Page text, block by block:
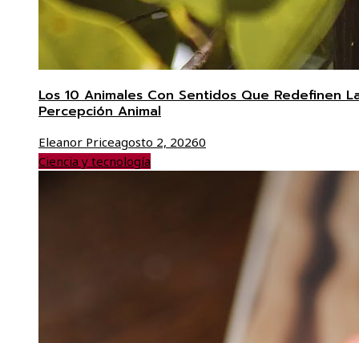
Los 10 Animales Con Sentidos Que Redefinen
Percepción Animal
Eleanor Priceagosto 2, 20260
Ciencia y tecnología